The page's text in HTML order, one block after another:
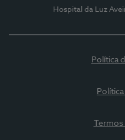
Hospital da Luz
Política